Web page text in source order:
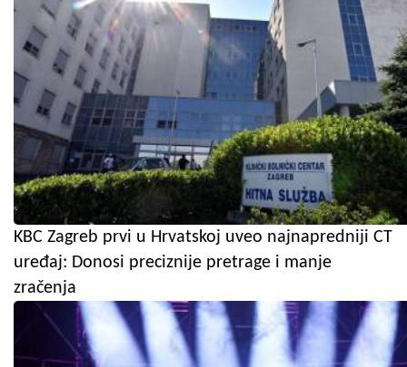
KBC Zagreb prvi u Hrvatskoj uveo najnapredniji CT
uređaj: Donosi preciznije pretrage i manje
zračenja